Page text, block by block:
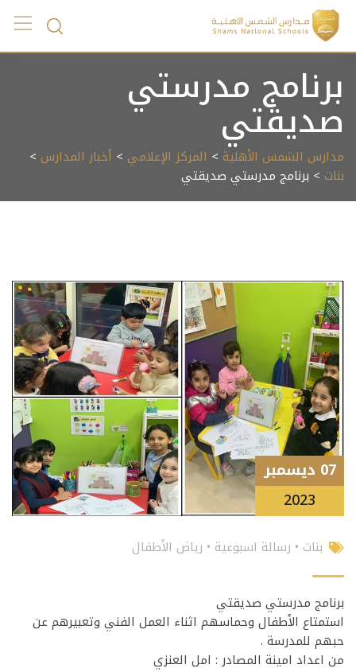
Skip
content
برنامج مدرستي
صديقتي
مدارس الشمس الأهلية > المركز الإعلامي > أخبار المدارس >
بنات > برنامج مدرستي صديقتي
07 ديسمبر
2023
بنات • رسالة اسبوعية • رياض الأطفال
برنامج مدرستي صديقتي
استمتاع الأطفال وحماسهم اثناء العمل الفني وتعبيرهم عن
حبهم للمدرسة .
من اعداد امينة المصادر : امل العنزي